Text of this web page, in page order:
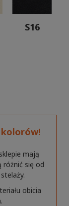
S16
mają
różnić się od
obicia